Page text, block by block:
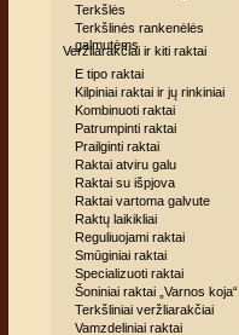
Terkšlės
Terkšlinės rankenėlės
galmutėms
Veržliarakčiai ir kiti raktai
E tipo raktai
Kilpiniai raktai ir jų rinkiniai
Kombinuoti raktai
Patrumpinti raktai
Prailginti raktai
Raktai atviru galu
Raktai su išpjova
Raktai vartoma galvute
Raktų laikikliai
Reguliuojami raktai
Smūginiai raktai
Specializuoti raktai
Šoniniai raktai „Varnos koja“
Terkšliniai veržliarakčiai
Vamzdeliniai raktai